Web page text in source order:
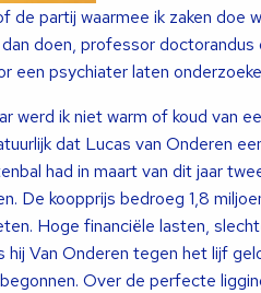
partij waarmee ik zaken doe
doen, professor
een psychiater laten
werd ik niet warm of koud van
dat Lucas van Onderen
had in maart van dit jaar
De koopprijs bedroeg 1,8
Hoge financiële lasten,
Van Onderen tegen het lijf
Over de perfecte